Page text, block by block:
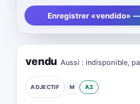
Enregistrer «vendido»
vendu Aussi : indisponible,
ADJECTIF M A2